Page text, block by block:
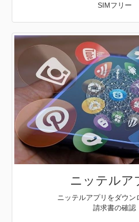
SIMフリー
ニッテルア
ニッテルアプリをダウン
請求書の確認